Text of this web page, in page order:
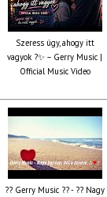
Szeress úgy, ahogy itt
vagyok ?✨ – Gerry Music |
Official Music Video
?? Gerry Music ?? - ?? Nagy